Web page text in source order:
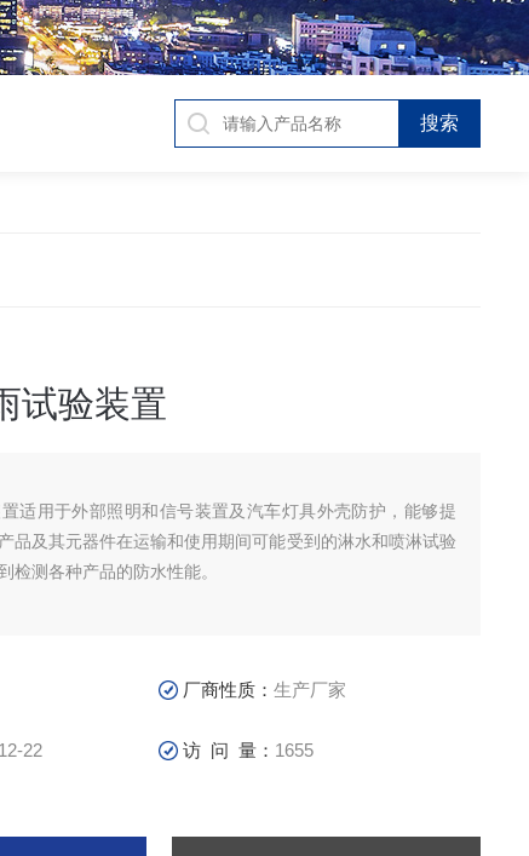
试验装置
适用于外部照明和信号装置及汽车灯具外壳防护，能够提
品及其元器件在运输和使用期间可能受到的淋水和喷淋试验
检测各种产品的防水性能。
厂商性质：生产厂家
22 访 问 量： 1655